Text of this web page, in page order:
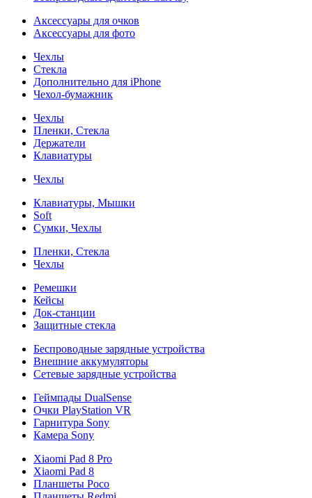
Аксессуары для очков
Аксессуары для фото
Чехлы
Стекла
Дополнительно для iPhone
Чехол-бумажник
Чехлы
Пленки, Стекла
Держатели
Клавиатуры
Чехлы
Клавиатуры, Мышки
Soft
Сумки, Чехлы
Пленки, Стекла
Чехлы
Ремешки
Кейсы
Док-станции
Защитные стекла
Беспроводные зарядные устройства
Внешние аккумуляторы
Сетевые зарядные устройства
Геймпады DualSense
Очки PlayStation VR
Гарнитура Sony
Камера Sony
Xiaomi Pad 8 Pro
Xiaomi Pad 8
Планшеты Poco